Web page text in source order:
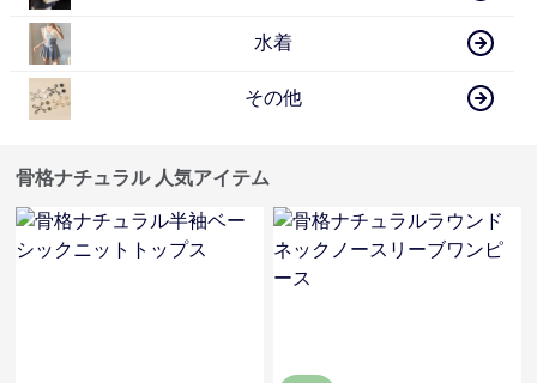
水着
その他
骨格ナチュラル 人気アイテム